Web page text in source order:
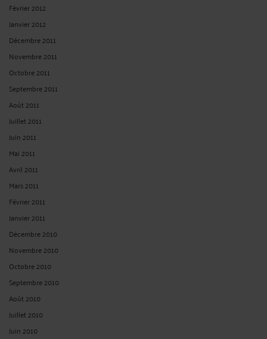
Février 2012
Janvier 2012
Décembre 2011
Novembre 2011
Octobre 2011
Septembre 2011
Août 2011
Juillet 2011
Juin 2011
Mai 2011
Avril 2011
Mars 2011
Février 2011
Janvier 2011
Décembre 2010
Novembre 2010
Octobre 2010
Septembre 2010
Août 2010
Juillet 2010
Juin 2010